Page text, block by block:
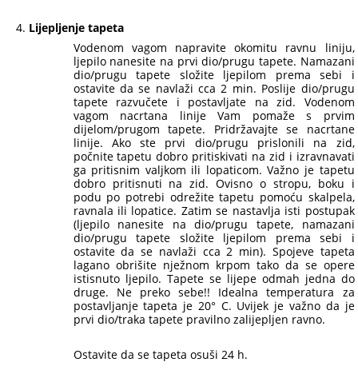
Lijepljenje tapeta
Vodenom vagom napravite okomitu ravnu liniju,
ljepilo nanesite na prvi dio/prugu tapete. Namazani
dio/prugu tapete složite ljepilom prema sebi i
ostavite da se navlaži cca 2 min. Poslije dio/prugu
tapete razvučete i postavljate na zid. Vodenom
vagom nacrtana linije Vam pomaže s prvim
dijelom/prugom tapete. Pridržavajte se nacrtane
linije. Ako ste prvi dio/prugu prislonili na zid,
počnite tapetu dobro pritiskivati na zid i izravnavati
ga pritisnim valjkom ili lopaticom. Važno je tapetu
dobro pritisnuti na zid. Ovisno o stropu, boku i
podu po potrebi odrežite tapetu pomoću skalpela,
ravnala ili lopatice. Zatim se nastavlja isti postupak
(ljepilo nanesite na dio/prugu tapete, namazani
dio/prugu tapete složite ljepilom prema sebi i
ostavite da se navlaži cca 2 min). Spojeve tapeta
lagano obrišite nježnom krpom tako da se opere
istisnuto ljepilo. Tapete se lijepe odmah jedna do
druge. Ne preko sebe!! Idealna temperatura za
postavljanje tapeta je 20° C. Uvijek je važno da je
prvi dio/traka tapete pravilno zalijepljen ravno.
Ostavite da se tapeta osuši 24 h.